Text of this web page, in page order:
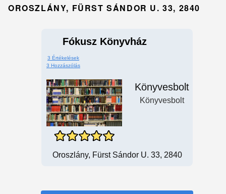
OROSZLÁNY, FÜRST SÁNDOR U. 33, 2840
Fókusz Könyvház
3 Értékelések
3 Hozzászólás
Könyvesbolt
Könyvesbolt
Oroszlány, Fürst Sándor U. 33, 2840